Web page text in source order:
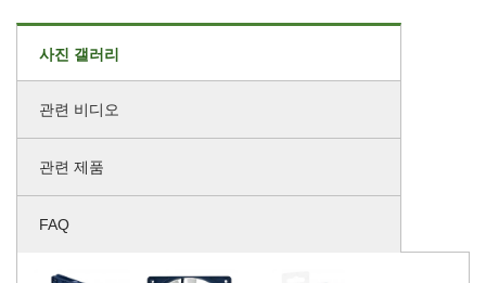
사진 갤러리
관련 비디오
관련 제품
FAQ